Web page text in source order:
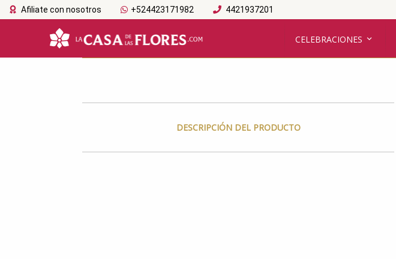
Afiliate con nosotros +524423171982 4421937201
CELEBRACIONES
DESCRIPCIÓN DEL PRODUCTO